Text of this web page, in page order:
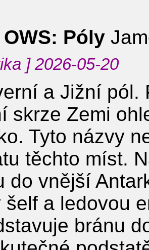
OWS: Póly
] 2026-05-20
a Jižní pól.
skrze Zemi
Tyto názvy
těchto míst.
do vnější
šelf a ledovou
bránu